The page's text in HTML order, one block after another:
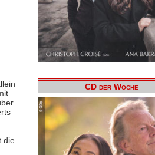
die
CD der Woche